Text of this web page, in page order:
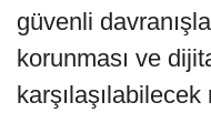
güvenli
korunması ve
karşılaşılabilecek